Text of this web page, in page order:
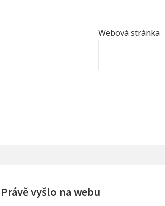
Webová stránka
Právě vyšlo na webu